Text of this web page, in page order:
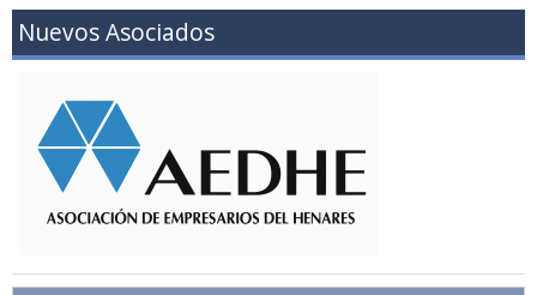
Nuevos Asociados